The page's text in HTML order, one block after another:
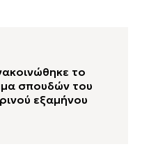
το
σπουδών του
εξαμήνου